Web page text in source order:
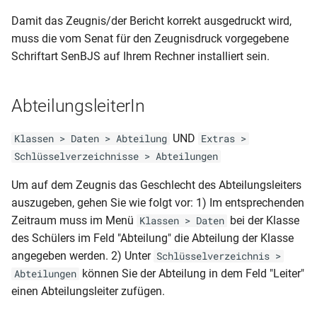
MVP-GY-AS
(Gesamteinschätzung 9-10)
7-8)
MVP-GY-AS (Jahrgangsstufe
7-10)
MVP-GY-AS (Jahrgangsstufe
9-10)
MVP-GY-AZ (2013 2 Seiten)
MVP-GY-AZ (Wahlpflicht 1. +
2. HJ)
NRW-BS-AZ
NRW-BS-FHReife
NRW-E01-6A-J
NRW-FO-AS
NRW-FS-AS (3. Jahr)
NRW-GES-JZ-HJZ (5-
9.1_10.1)
Variante 2)
RLP-GY-JZ (2spaltig und mit
RLP-GY-JZ (2spaltig und mit
versäumten Stunden)
RLP-GY-JZ (2spaltig ohne
RLP-GY-JZ (2spaltig mit FSP)
RLP-GY-JZ (2spaltig mit FSP
Variante 3)
RLP-GY-JZ (2spaltig mit FSP
Schüler (Bescheinigung-
Laufbahn)
Schüler (gruppiert nach
Herkunftsschulen)
Schüler
Notenübersicht)
Schüler mit Herkunftsschulen
u letzte Klasse
Schüler mit Herkunftsschulen
Klassenliste Schüler mit
Betrieben
Notenmatirx
Klassenliste Schüler-
Notenmatrix (Querformat)
Klassenliste Schüler-
Notenmatrix (Querformat)
Var1
Klassenliste Schüler-
Notenmatrix (Querformat-
Durchschnitt)
Damit das Zeugnis/der Bericht korrekt ausgedruckt wird,
muss die vom Senat für den Zeugnisdruck vorgegebene
Schriftart SenBJS auf Ihrem Rechner installiert sein.
AbteilungsleiterIn
Klassen > Daten > Abteilung UND Extras >
Schlüsselverzeichnisse > Abteilungen
Um auf dem Zeugnis das Geschlecht des Abteilungsleiters
auszugeben, gehen Sie wie folgt vor: 1) Im entsprechenden
Zeitraum muss im Menü Klassen > Daten bei der Klasse
des Schülers im Feld "Abteilung" die Abteilung der Klasse
angegeben werden. 2) Unter Schlüsselverzeichnis >
Abteilungen können Sie der Abteilung in dem Feld "Leiter"
einen Abteilungsleiter zufügen.